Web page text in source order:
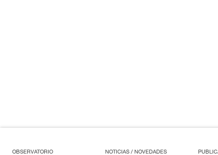
OBSERVATORIO NOTICIAS / NOVEDADES